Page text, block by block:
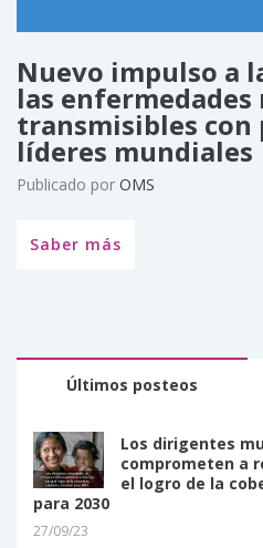
Nuevo impulso a
las enfermedades
transmisibles
líderes mundiales
Publicado por OMS
Saber más
Últimos posteos
Los dirigentes
comprometen a
el logro de la
para 2030
27/09/23